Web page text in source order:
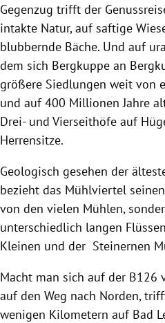
Gegenzug trifft der
intakte Natur, auf saftige
blubbernde Bäche. Und auf
dem sich Bergkuppe an
größere Siedlungen weit von
und auf 400 Millionen Jahre
Drei- und Vierseithöfe auf
Herrensitze.
Geologisch gesehen der
bezieht das Mühlviertel
von den vielen Mühlen,
unterschiedlich langen
Kleinen und der Steinernen
Macht man sich auf der B126
auf den Weg nach Norden,
wenigen Kilometern auf Bad